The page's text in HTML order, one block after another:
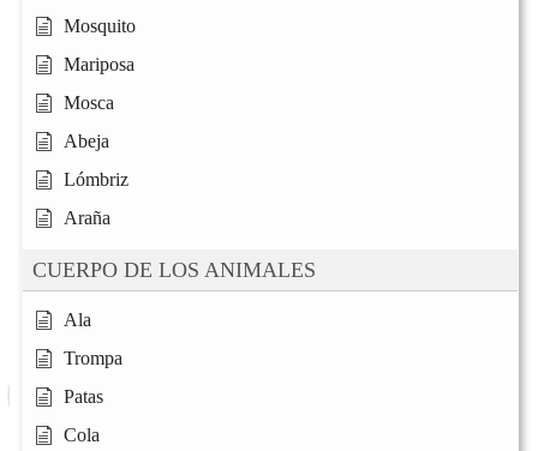
Mosquito
Mariposa
Mosca
Abeja
Lómbriz
Araña
CUERPO DE LOS ANIMALES
Ala
Trompa
Patas
Cola